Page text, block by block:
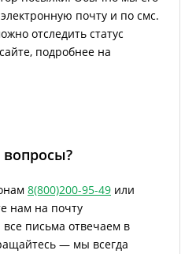
почту и по смс.
отследить статус
подробнее на
вопросы?
8(800)200-95-49 или
нам на почту
все письма отвечаем в
— мы всегда